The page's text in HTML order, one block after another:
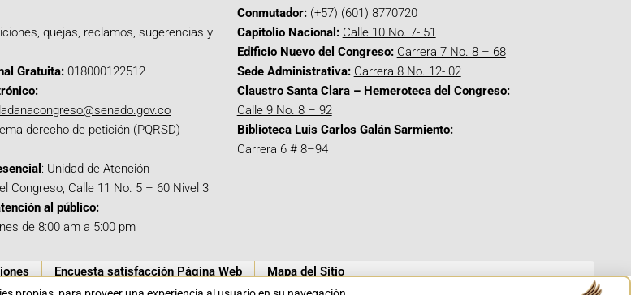
quejas, reclamos, sugerencias y
Gratuita: 018000122512
derecho de petición (PQRSD)
: Unidad de Atención
Congreso, Calle 11 No. 5 – 60 Nivel 3
al público:
de 8:00 am a 5:00 pm
Conmutador:(+57) (601) 8770720
Capitolio Nacional: Calle 10 No. 7- 51
Edificio Nuevo del Congreso: Carrera 7 No. 8 – 68
Sede Administrativa: Carrera 8 No. 12- 02
Claustro Santa Clara – Hemeroteca del Congreso:
Calle 9 No. 8 – 92
Biblioteca Luis Carlos Galán Sarmiento:
Carrera 6 # 8–94
Encuesta satisfacción Página Web Mapa del Sitio